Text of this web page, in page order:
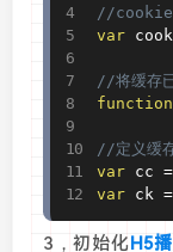
//cookie
var
//将缓存
function
//定义缓
var cc =
var ck =
3，初始化H5